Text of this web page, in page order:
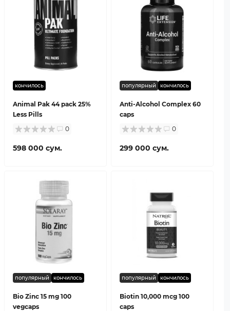
кончилось
Animal Pak 44 pack 25%
Less Pills
0
598 000 сум.
популярный кончилось
Anti-Alcohol Complex 60
caps
0
299 000 сум.
популярный кончилось
Bio Zinc 15 mg 100
vegcaps
популярный кончилось
Biotin 10,000 mcg 100
caps